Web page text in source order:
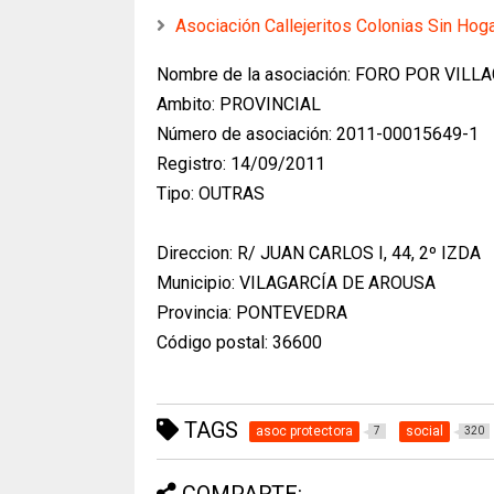
Asociación Callejeritos Colonias Sin
Nombre de la asociación: FORO POR
Ambito: PROVINCIAL
Número de asociación: 2011-00015649-1
Registro: 14/09/2011
Tipo: OUTRAS
Direccion: R/ JUAN CARLOS I, 44, 2º IZDA
Municipio: VILAGARCÍA DE AROUSA
Provincia: PONTEVEDRA
Código postal: 36600
TAGS asoc protectora 7 social 320